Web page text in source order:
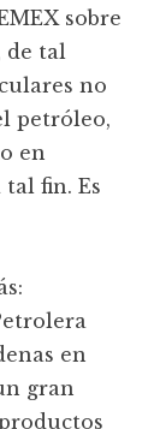
sobre
de tal
no
petróleo,
en
fin. Es
en
gran